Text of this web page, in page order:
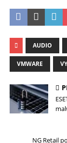
AUDIO
VMWARE
NG Retail